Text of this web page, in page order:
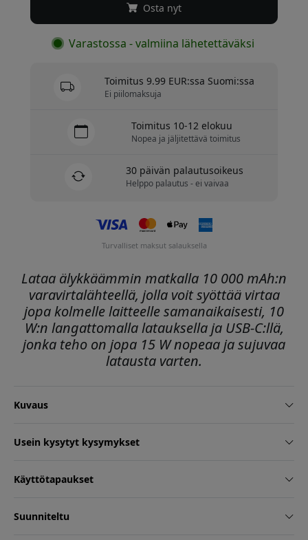
Osta nyt
Varastossa - valmiina lähetettäväksi
Toimitus 9.99 EUR:ssa Suomi:ssa
Ei piilomaksuja
Toimitus 10-12 elokuu
Nopea ja jäljitettävä toimitus
30 päivän palautusoikeus
Helppo palautus - ei vaivaa
Turvalliset maksut salauksella
Lataa älykkäämmin matkalla 10 000 mAh:n
varavirtalähteellä, jolla voit syöttää virtaa
jopa kolmelle laitteelle samanaikaisesti, 10
W:n langattomalla latauksella ja USB-C:llä,
jonka teho on jopa 15 W nopeaa ja sujuvaa
latausta varten.
Kuvaus
Usein kysytyt kysymykset
Käyttötapaukset
Suunniteltu